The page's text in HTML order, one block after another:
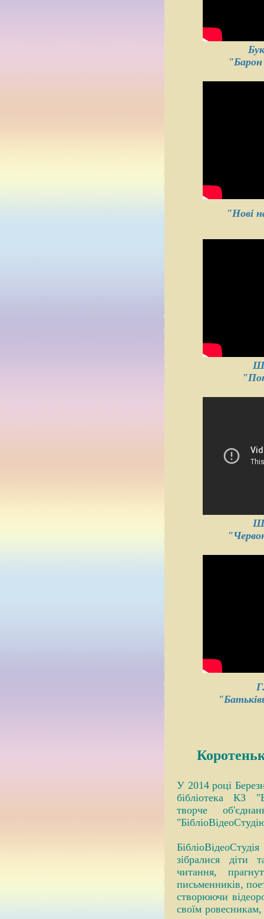
"Нові
У 2014 році
бібліотека КЗ
творче
зібралися діти
читання,
письменників,
створюючи
своїм